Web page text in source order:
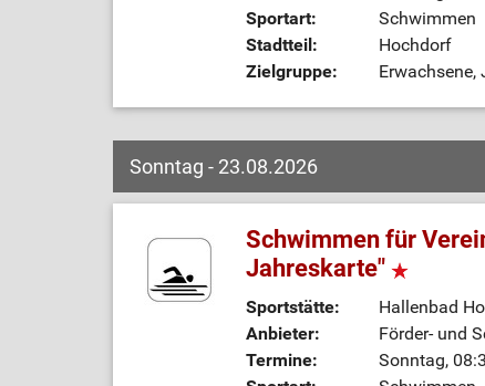
Sportart:
Schwimmen
Stadtteil:
Hochdorf
Zielgruppe:
Sonntag - 23.08.2026
Schwimmen für
Jahreskarte"
Sportstätte:
Hallenbad
Anbieter:
Förder- und
Termine:
Sonntag,